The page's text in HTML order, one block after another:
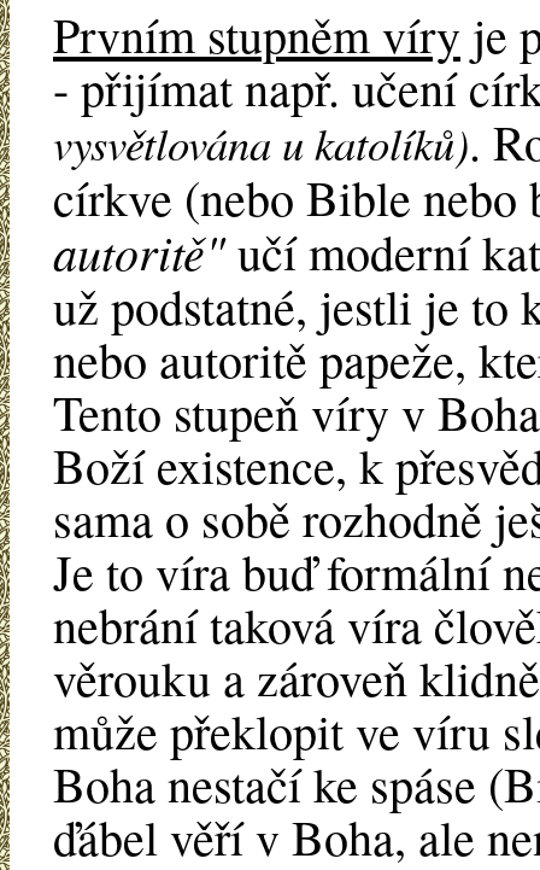
Prvním stupněm víry je
- přijímat např. učení
vysvětlována u katolíků).
církve (nebo Bible
autoritě"učí moderní
už podstatné, jestli je
nebo autoritě papeže,
Tento stupeň víry v
Boží existence, k
sama o sobě rozhodně
Je to víra buď formální
nebrání taková víra
věrouku a zároveň
může překlopit ve víru
Boha nestačí ke spáse
ďábel věří v Boha, ale